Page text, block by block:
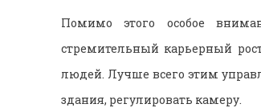
Помимо этого особое
стремительный карьерный
людей. Лучше всего этим
здания, регулировать камеру.